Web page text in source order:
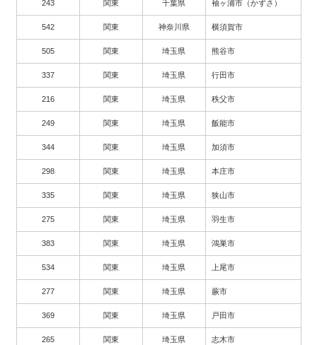
243 関東 千葉県 袖ヶ浦市（かずさ）
542 関東 神奈川県 横須賀市
505 関東 埼玉県 熊谷市
337 関東 埼玉県 行田市
216 関東 埼玉県 秩父市
249 関東 埼玉県 飯能市
344 関東 埼玉県 加須市
298 関東 埼玉県 本庄市
335 関東 埼玉県 狭山市
275 関東 埼玉県 羽生市
383 関東 埼玉県 鴻巣市
534 関東 埼玉県 上尾市
277 関東 埼玉県 蕨市
369 関東 埼玉県 戸田市
265 関東 埼玉県 志木市